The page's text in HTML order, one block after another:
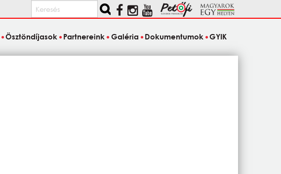
Keresés
Ösztöndíjasok Partnereink Galéria Dokumentumok GYIK